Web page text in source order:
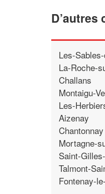
Les-
La-Roche-
Challans
Montaigu-
Les-
Aizenay
Chantonnay
Mortagne-
Saint-
Talmont-
Fontenay-